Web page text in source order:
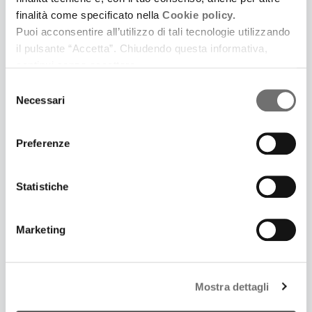
finalità come specificato nella Cookie policy.
Puoi acconsentire all’utilizzo di tali tecnologie utilizzando
il pulsante “Accetta”. Chiudendo questa informativa,
delNecessari
Preferenze
Statistiche
Marketing
Mostra dettagli
CINQUE PUNTATE IDEATA E SCRITTA DA
SAMUELE GOVONI E PRODOTTA DA FERRARA LA
Prima puntata: Il giardino dei Finzi Contini